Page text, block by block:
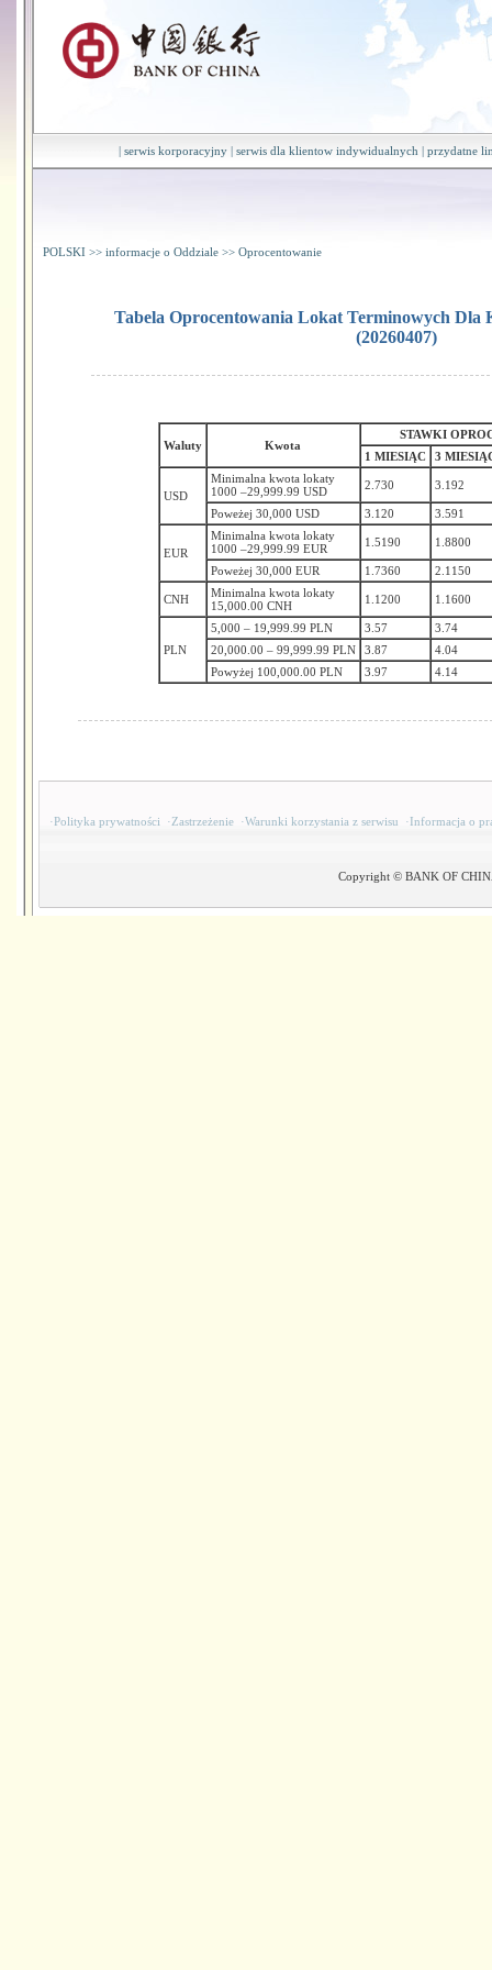
| serwis korporacyjny | serwis dla klientow indywidualnych | przydatne
POLSKI >> informacje o Oddziale >> Oprocentowanie
Tabela Oprocentowania Lokat Terminowych Dla
(20260407)
Waluty Kwota
STAWKI
1 MIESIĄC
3
USD
Minimalna kwota lokaty
1000 –29,999.99 USD
2.730 3.192
Poweżej 30,000 USD 3.120 3.591
EUR
Minimalna kwota lokaty
1000 –29,999.99 EUR
1.5190 1.8800
Poweżej 30,000 EUR 1.7360 2.1150
CNH
Minimalna kwota lokaty
15,000.00 CNH
1.1200 1.1600
PLN
5,000 – 19,999.99 PLN 3.57
3.74
20,000.00 – 99,999.99 PLN
3.87
4.04
Powyżej 100,000.00 PLN
3.97 4.14
·Polityka prywatności ·Zastrzeżenie ·Warunki korzystania z serwisu ·Informacja o
Copyright © BANK OF